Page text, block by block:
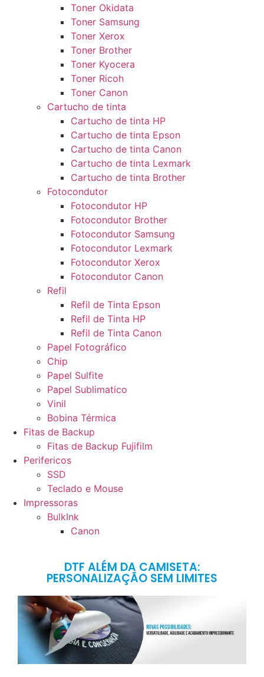
Toner Okidata
Toner Samsung
Toner Xerox
Toner Brother
Toner Kyocera
Toner Ricoh
Toner Canon
Cartucho de tinta
Cartucho de tinta HP
Cartucho de tinta Epson
Cartucho de tinta Canon
Cartucho de tinta Lexmark
Cartucho de tinta Brother
Fotocondutor
Fotocondutor HP
Fotocondutor Brother
Fotocondutor Samsung
Fotocondutor Lexmark
Fotocondutor Xerox
Fotocondutor Canon
Refil
Refil de Tinta Epson
Refil de Tinta HP
Refil de Tinta Canon
Papel Fotográfico
Chip
Papel Sulfite
Papel Sublimatico
Vinil
Bobina Térmica
Fitas de Backup
Fitas de Backup Fujifilm
Perifericos
SSD
Teclado e Mouse
Impressoras
BulkInk
Canon
DTF ALÉM DA CAMISETA:
PERSONALIZAÇÃO SEM LIMITES